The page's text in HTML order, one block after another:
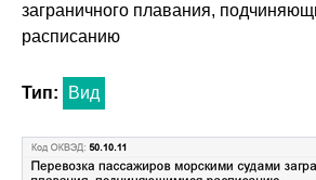
заграничного плавания,
расписанию
Тип: Вид